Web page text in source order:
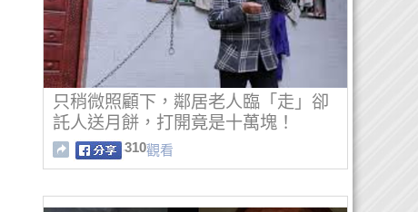
只稍微照顧下，鄰居老人臨「走」卻
託人送月餅，打開竟是十萬塊！
310觀看